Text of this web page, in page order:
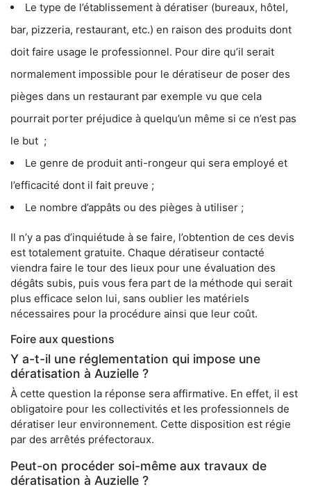
Le type de l’établissement à dératiser (bureaux, hôtel,
bar, pizzeria, restaurant, etc.) en raison des produits dont
doit faire usage le professionnel. Pour dire qu’il serait
normalement impossible pour le dératiseur de poser des
pièges dans un restaurant par exemple vu que cela
pourrait porter préjudice à quelqu’un même si ce n’est pas
le but ;
Le genre de produit anti-rongeur qui sera employé et
l’efficacité dont il fait preuve ;
Le nombre d’appâts ou des pièges à utiliser ;
Il n’y a pas d’inquiétude à se faire, l’obtention de ces devis
est totalement gratuite. Chaque dératiseur contacté
viendra faire le tour des lieux pour une évaluation des
dégâts subis, puis vous fera part de la méthode qui serait
plus efficace selon lui, sans oublier les matériels
nécessaires pour la procédure ainsi que leur coût.
Foire aux questions
Y a-t-il une réglementation qui impose une
dératisation à Auzielle ?
À cette question la réponse sera affirmative. En effet, il est
obligatoire pour les collectivités et les professionnels de
dératiser leur environnement. Cette disposition est régie
par des arrêtés préfectoraux.
Peut-on procéder soi-même aux travaux de
dératisation à Auzielle ?